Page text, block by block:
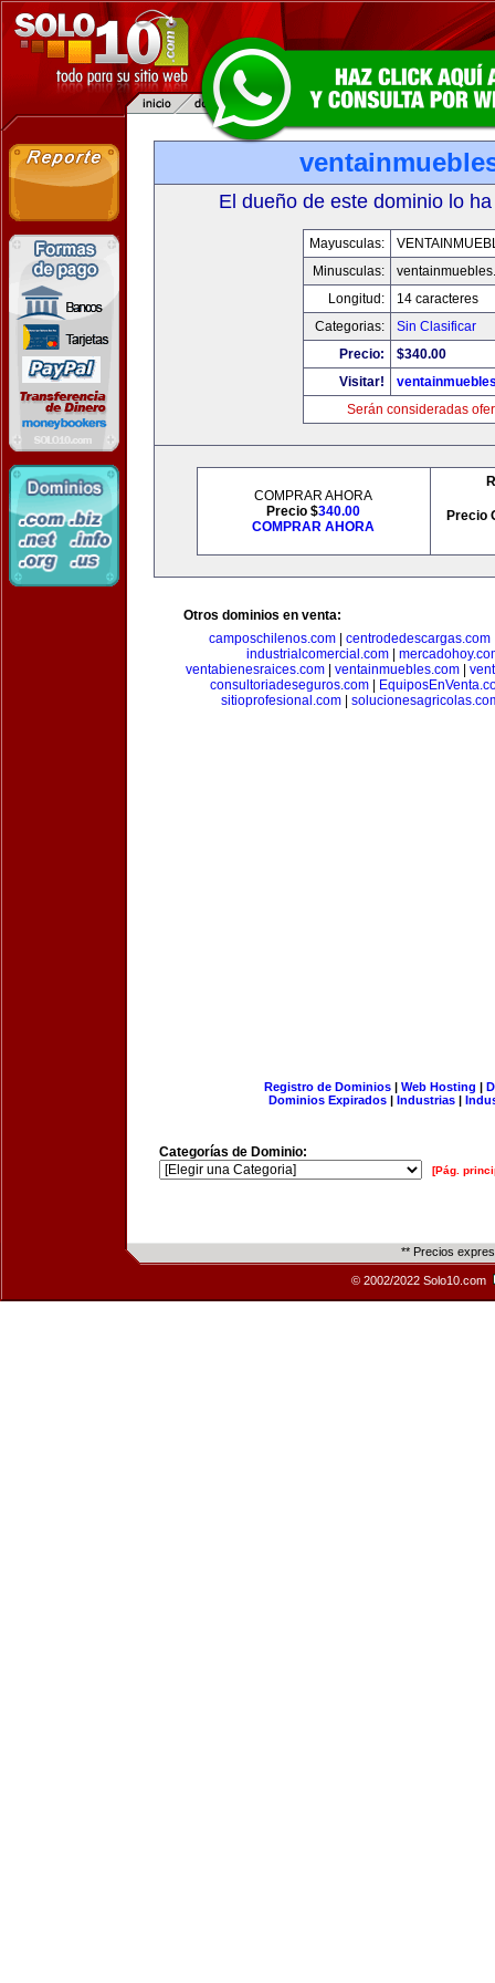
El dueño de este dominio lo
Mayusculas:
Minusculas:
Longitud:
14 caracteres
Categorias:
Sin Clasificar
Precio:
$340.00
Visitar!
Serán consideradas
COMPRAR AHORA
Precio $340.00
COMPRAR AHORA
Precio
Otros dominios en venta:
camposchilenos.com| centrodedescargas.com
industrialcomercial.com
ventabienesraices.com| ventainmuebles.com|
consultoriadeseguros.com|
sitioprofesional.com
Registro de Dominios| Web Hosting |
Dominios Expirados | Industrias |
Categorías de Dominio:
[Pág.
** Precios
© 2002/2022 Solo10.com